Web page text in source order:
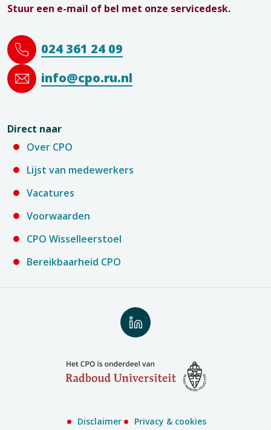
Stuur een e-mail of bel met onze servicedesk.
024 361 24 09
info@cpo.ru.nl
Direct naar
Over CPO
Lijst van medewerkers
Vacatures
Voorwaarden
CPO Wisselleerstoel
Bereikbaarheid CPO
Volg
ons
LinkedIn
Disclaimer Privacy & cookies